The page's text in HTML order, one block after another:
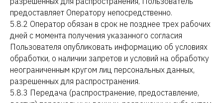
предоставляет Оператору непосредственно.
5.8.2 Оператор обязан в срок не позднее трех рабочих
дней с момента получения указанного согласия
Пользователя опубликовать информацию об условиях
обработки, о наличии запретов и условий на обработку
неограниченным кругом лиц персональных данных,
разрешенных для распространения.
5.8.3 Передача (распространение, предоставление,